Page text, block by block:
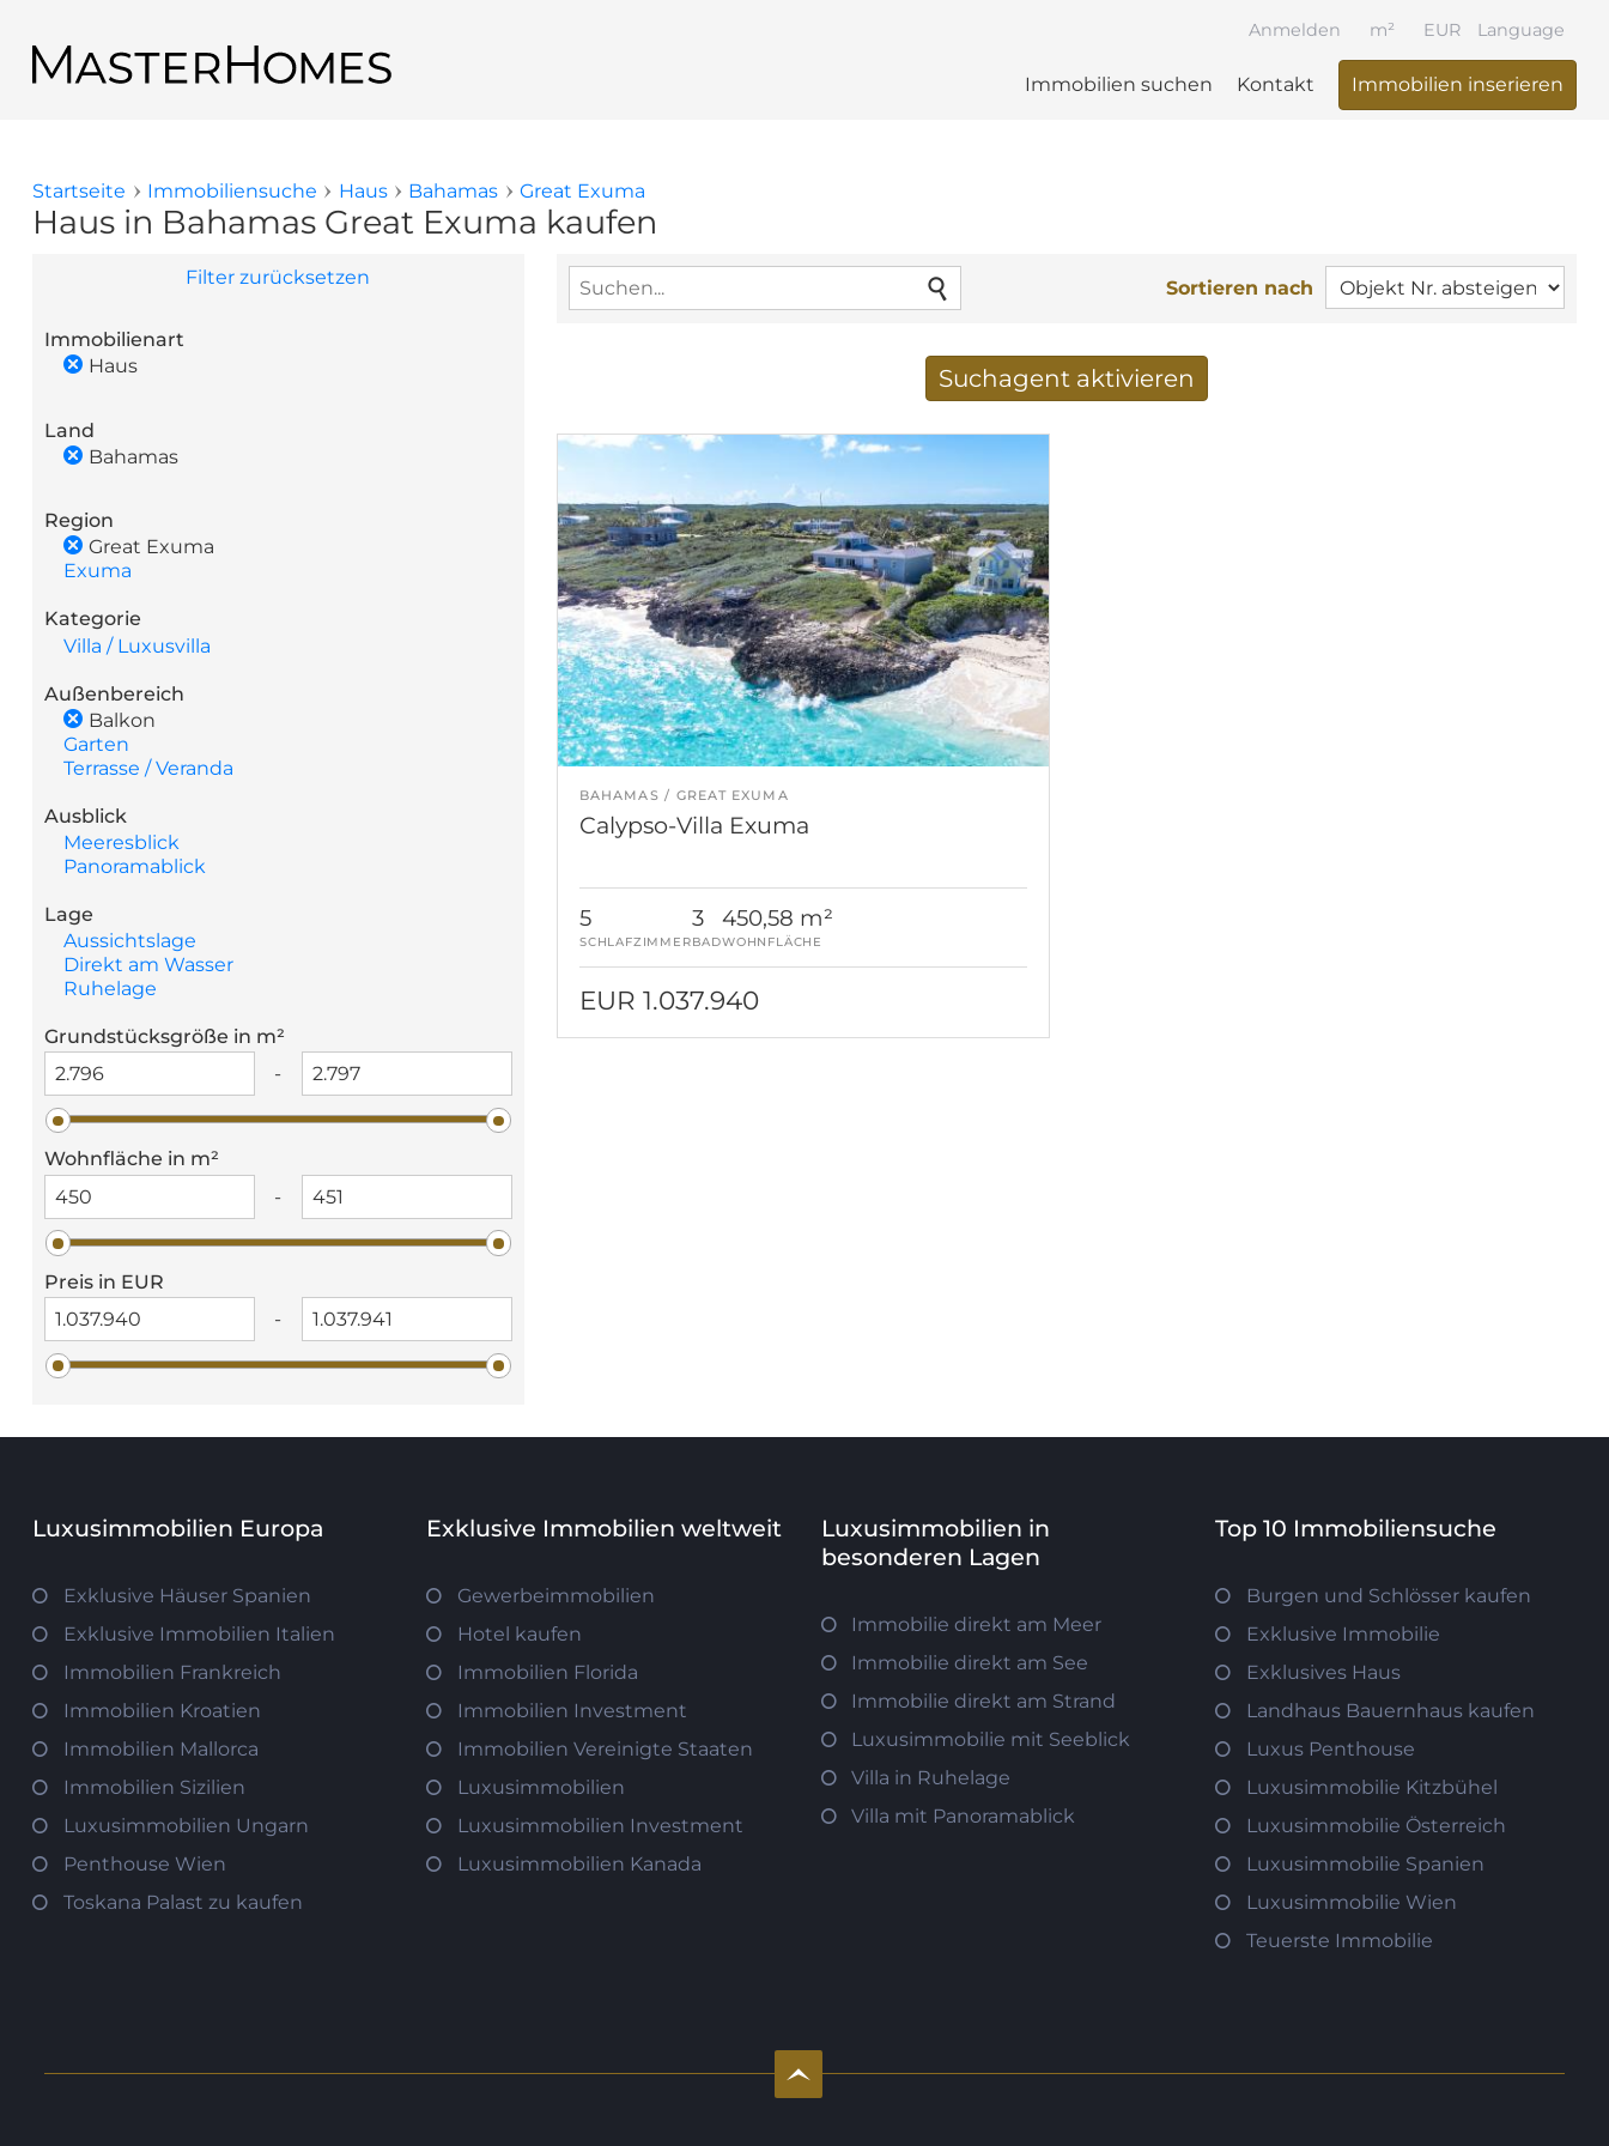
Language
Immobilien suchen Kontakt Immobilien inserieren
Anmelden EUR
m²
Zurück zu den Suchergebnissen
Sie sind hier
Startseite Immobiliensuche Haus Bahamas Great Exuma
Haus in Bahamas Great Exuma kaufen
Filter zurücksetzen
Immobilienart
Haus
Land
Bahamas
Region
Great Exuma
Exuma
Kategorie
Villa / Luxusvilla
Außenbereich
Balkon
Garten
Terrasse / Veranda
Ausblick
Meeresblick
Panoramablick
Lage
Aussichtslage
Direkt am Wasser
Ruhelage
Grundstücksgröße in m²
-
Wohnfläche in m²
-
Preis in EUR
-
Sortieren nach
Suchagent aktivieren
E-Mail-Adresse
BAHAMAS GREAT EXUMA
Calypso-Villa Exuma
5
SCHLAFZIMMER
3
BAD
450,58 m²
WOHNFLÄCHE
EUR 1.037.940
Luxusimmobilien Europa
Exklusive Häuser Spanien
Exklusive Immobilien Italien
Immobilien Frankreich
Immobilien Kroatien
Immobilien Mallorca
Immobilien Sizilien
Luxusimmobilien Ungarn
Penthouse Wien
Toskana Palast zu kaufen
Exklusive Immobilien weltweit
Gewerbeimmobilien
Hotel kaufen
Immobilien Florida
Immobilien Investment
Immobilien Vereinigte Staaten
Luxusimmobilien
Luxusimmobilien Investment
Luxusimmobilien Kanada
Luxusimmobilien in
besonderen Lagen
Immobilie direkt am Meer
Immobilie direkt am See
Immobilie direkt am Strand
Luxusimmobilie mit Seeblick
Villa in Ruhelage
Villa mit Panoramablick
Top 10 Immobiliensuche
Burgen und Schlösser kaufen
Exklusive Immobilie
Exklusives Haus
Landhaus Bauernhaus kaufen
Luxus Penthouse
Luxusimmobilie Kitzbühel
Luxusimmobilie Österreich
Luxusimmobilie Spanien
Luxusimmobilie Wien
Teuerste Immobilie